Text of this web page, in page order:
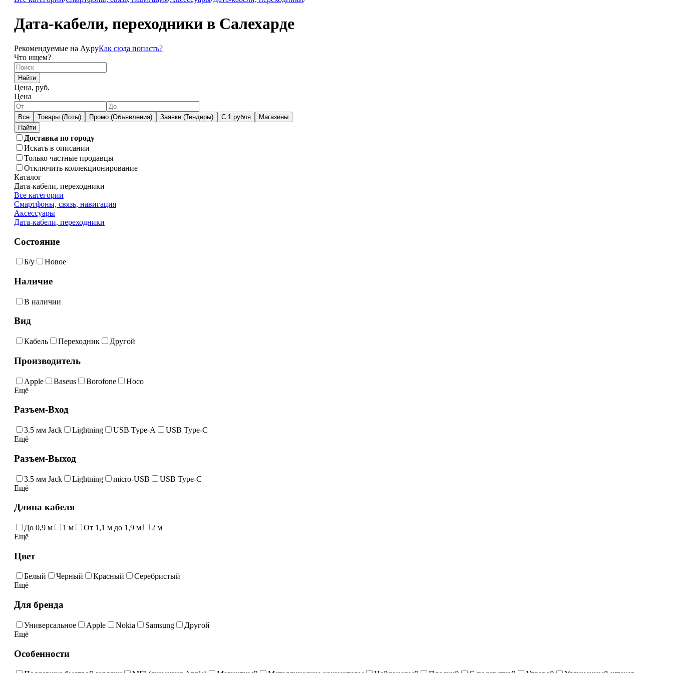
Дата-кабели, переходники в Салехарде
Рекомендуемые на Ау.руКак сюда попасть?
Что ищем?
Найти
Цена, руб.
Цена
Все Товары (Лоты) Промо (Объявления) Заявки (Тендеры) С 1 рубля Магазины
Доставка по городу
Искать в описании
Только частные продавцы
Отключить коллекционирование
Каталог
Дата-кабели, переходники
Все категории
Смартфоны, связь, навигация
Аксессуары
Дата-кабели, переходники
Состояние
Б/у Новое
Наличие
В наличии
Вид
Кабель Переходник Другой
Производитель
Apple Baseus Borofone
Hoco
Ещё
Разъем-Вход
3.5 мм Jack Lightning USB Type-A
USB Type-C
Ещё
Разъем-Выход
3.5 мм Jack Lightning micro-USB
USB Type-C
Ещё
Длина кабеля
До 0,9 м 1 м От 1,1 м до 1,9 м
2 м
Ещё
Цвет
Белый Черный Красный
Серебристый
Ещё
Для бренда
Универсальное Apple Nokia Samsung
Другой
Ещё
Особенности